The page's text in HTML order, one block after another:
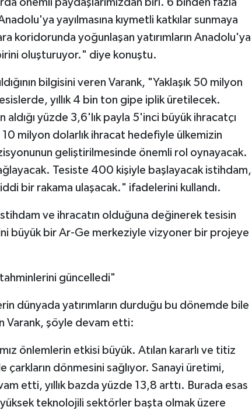
önemli paydaşlarımızdan biri. 6 binden fazla
yayılmasına kıymetli katkılar sunmaya
koridorunda yoğunlaşan yatırımların Anadolu'ya
oluşturuyor." diye konuştu.
bilgisini veren Varank, "Yaklaşık 50 milyon
yıllık 4 bin ton gipe iplik üretilecek.
yüzde 3,6'lık payla 5'inci büyük ihracatçı
milyon dolarlık ihracat hedefiyle ülkemizin
geliştirilmesinde önemli rol oynayacak.
Tesiste 400 kişiyle başlayacak istihdam,
bir rakama ulaşacak." ifadelerini kullandı.
ve ihracatın olduğuna değinerek tesisin
büyük bir Ar-Ge merkeziyle vizyoner bir projeye
güncelledi"
dünyada yatırımların durduğu bu dönemde bile
Varank, şöyle devam etti:
önlemlerin etkisi büyük. Atılan kararlı ve titiz
çarkların dönmesini sağlıyor. Sanayi üretimi,
etti, yıllık bazda yüzde 13,8 arttı. Burada esas
teknolojili sektörler başta olmak üzere